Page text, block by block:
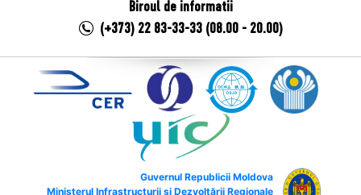
Biroul de informatii
(+373) 22 83-33-33 (08.00 - 20.00)
Guvernul Republicii Moldova
Ministerul Infrastructurii și Dezvoltării Regionale